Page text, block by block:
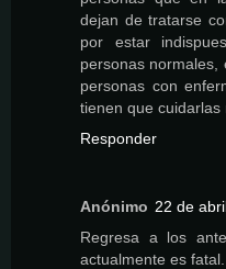
dejan de tratarse
por estar
personas normales,
personas con
tienen que cuidarlas
Responder
Anónimo 22 de
Regresa a los
actualmente es fatal.